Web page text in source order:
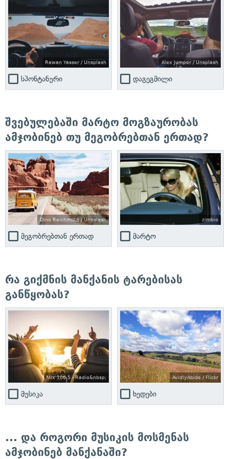
Rawan Yasser / Unsplash
სპონტანური
Alex Jumper / Unsplash
დაგეგმილი
შვებულებაში მარტო მოგზაურობას
ამჯობინებ თუ მეგობრებთან ერთად?
Dino Reichmuth / Unpslash
მეგობრებთან ერთად
zimbio
მარტო
რა გიქმნის მანქანის ტარებისას
განწყობას?
Mix 106.5 - Radio&nbsp;
მუსიკა
AvidlyAbide / Flickr
ხედები
... და როგორი მუსიკის მოსმენას
ამჯობინებ მანქანაში?